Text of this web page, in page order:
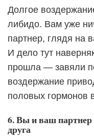
Долгое
либидо. Вам уже
партнер, глядя на
И дело тут
прошла — завяли
воздержание
половых гормонов
6. Вы и ваш партнер
друга